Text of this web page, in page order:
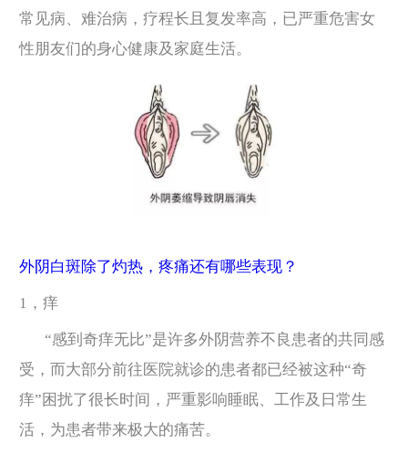
常见病、难治病，疗程长且复发率高，已严重危害女
性朋友们的身心健康及家庭生活。
外阴白斑除了灼热，疼痛还有哪些表现？
1，痒
“感到奇痒无比”是许多外阴营养不良患者的共同感
受，而大部分前往医院就诊的患者都已经被这种“奇
痒”困扰了很长时间，严重影响睡眠、工作及日常生
活，为患者带来极大的痛苦。